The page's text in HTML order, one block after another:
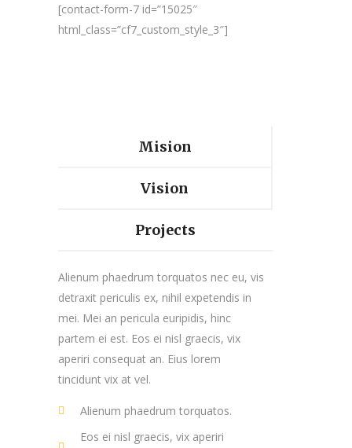
[contact-form-7 id=”15025″
html_class=”cf7_custom_style_3″]
Mision
Vision
Projects
Alienum phaedrum torquatos nec eu, vis
detraxit periculis ex, nihil expetendis in
mei. Mei an pericula euripidis, hinc
partem ei est. Eos ei nisl graecis, vix
aperiri consequat an. Eius lorem
tincidunt vix at vel.
Alienum phaedrum torquatos.
Eos ei nisl graecis, vix aperiri